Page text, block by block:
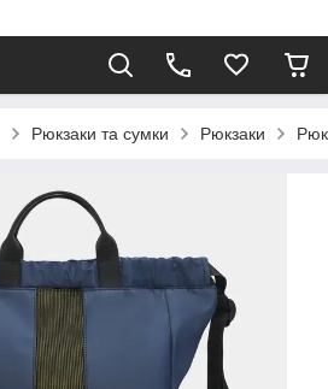
Рюкзаки та сумки Рюкзаки